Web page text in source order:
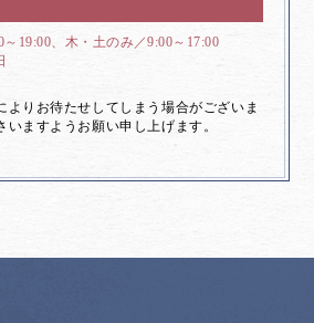
～19:00、木・土のみ／9:00～17:00
りお待たせしてしまう場合がございま
いますようお願い申し上げます。